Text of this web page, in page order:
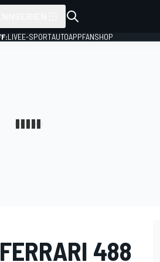
LIVEE-SPORTAUTOAPPFANSHOP
488